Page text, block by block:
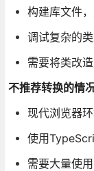
构建库文件
调试复杂的
需要将类改
不推荐转换的情况
现代浏览器
使用
需要大量使